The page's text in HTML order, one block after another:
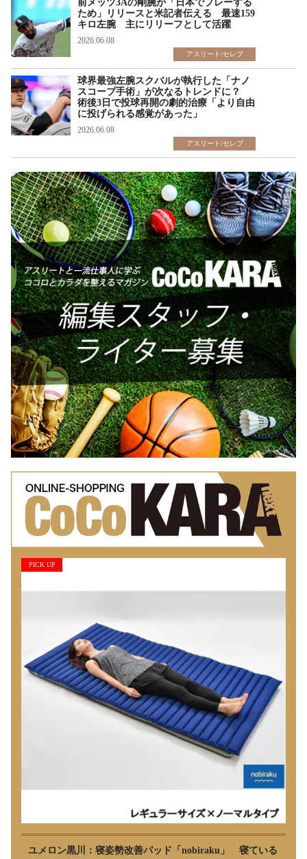
前メッツ3Aの剛腕が「日本でプレーする
ため」リリースと米記者伝える 最速159
キロ左腕 主にリリーフとして活躍
2026.06.08
アスリート/セレブ
球界最強左腕スクバルが執行した「ナノ
スコープ手術」が次なるトレンドに？
術後3日で投球再開の劇的治療「より自由
に投げられる感覚があった」
2026.06.08
アスリート/セレブ
PICK UP
ユメロン黒川：寝姿勢改善パッド「nobiraku」 寝ている